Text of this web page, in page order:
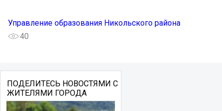
Управление образования Никольского района
40
ПОДЕЛИТЕСЬ НОВОСТЯМИ С
ЖИТЕЛЯМИ ГОРОДА